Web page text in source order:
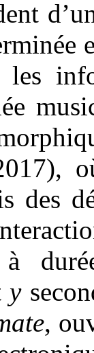
des
y
,